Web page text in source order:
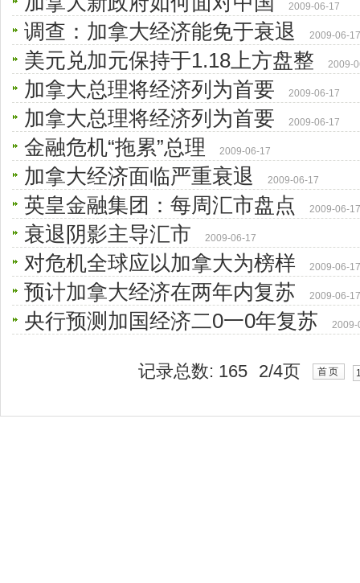
2009-06-17
调查：加拿大经济能免于衰退 2009-06-17
美元兑加元保持于1.18上方盘整 2009-
加拿大总理将经济列为首要 2009-06-17
加拿大总理将经济列为首要 2009-06-17
金融危机“拖累”总理 2009-06-17
加拿大经济面临严重衰退 2009-06-17
英皇金融集团：每周汇市盘点 2009-06-17
衰退阴影主导汇市 2009-06-17
对危机全球应以加拿大为榜样 2009-06-17
预计加拿大经济在两年内复苏 2009-06-17
央行预测加国经济二0一0年复苏 2009-
记录总数: 165 2/4页 首页